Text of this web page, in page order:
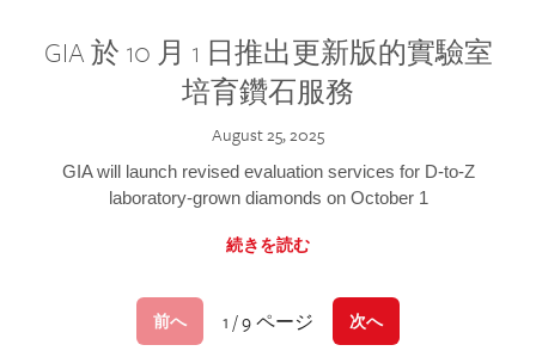
GIA 於 10 月 1 日推出更新版的實驗室
培育鑽石服務
August 25, 2025
GIA will launch revised evaluation services for D-to-Z
laboratory-grown diamonds on October 1
続きを読む
前へ 1 / 9 ページ 次へ